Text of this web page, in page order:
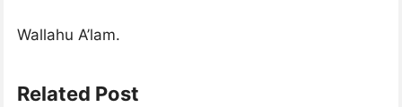
Wallahu A’lam.
Related Post